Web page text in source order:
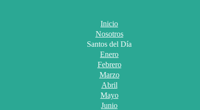
Inicio
Nosotros
Santos del Día
Enero
Febrero
Marzo
Abril
Mayo
Junio